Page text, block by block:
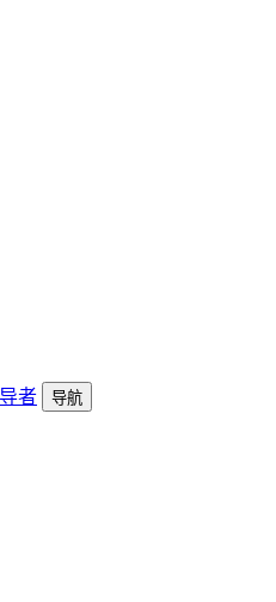
导航